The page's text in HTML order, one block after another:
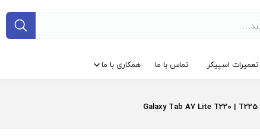
تعمیرات اسپیکر تماس با ما همکاری با ما